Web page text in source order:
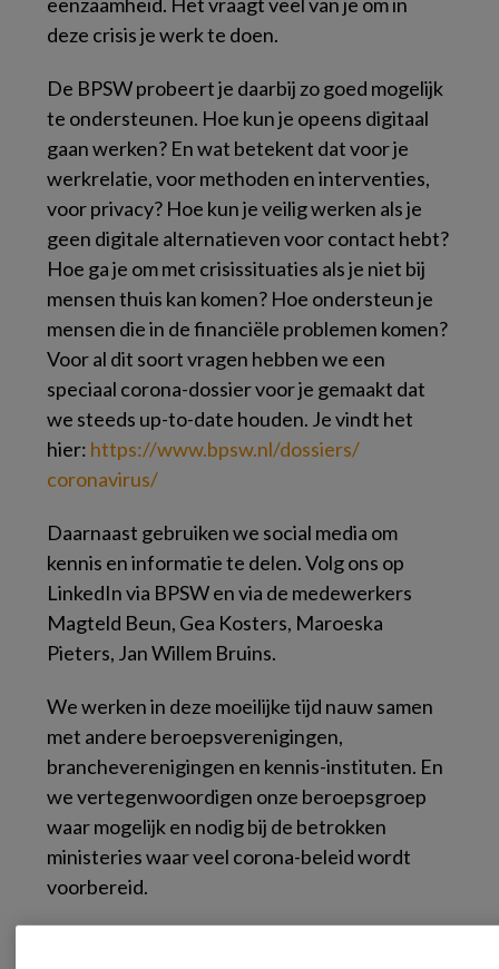
deze crisis je werk te doen.
De BPSW probeert je daarbij zo goed mogelijk
te ondersteunen. Hoe kun je opeens digitaal
gaan werken? En wat betekent dat voor je
werkrelatie, voor methoden en interventies,
voor privacy? Hoe kun je veilig werken als je
geen digitale alternatieven voor contact hebt?
Hoe ga je om met crisissituaties als je niet bij
mensen thuis kan komen? Hoe ondersteun je
mensen die in de financiële problemen komen?
Voor al dit soort vragen hebben we een
speciaal corona-dossier voor je gemaakt dat
we steeds up-to-date houden. Je vindt het
hier: https://​www.​bpsw.​nl/​dossiers/​
coronavirus/​
Daarnaast gebruiken we social media om
kennis en informatie te delen. Volg ons op
LinkedIn via BPSW en via de medewerkers
Magteld Beun, Gea Kosters, Maroeska
Pieters, Jan Willem Bruins.
We werken in deze moeilijke tijd nauw samen
met andere beroepsverenigingen,
brancheverenigingen en kennis-instituten. En
we vertegenwoordigen onze beroepsgroep
waar mogelijk en nodig bij de betrokken
ministeries waar veel corona-beleid wordt
voorbereid.